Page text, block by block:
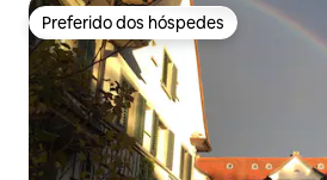
Preferido dos hóspedes
Preferido dos hóspedes